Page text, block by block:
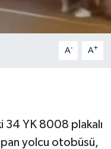
A- A+
34 YK 8008 plakalı
yolcu otobüsü,